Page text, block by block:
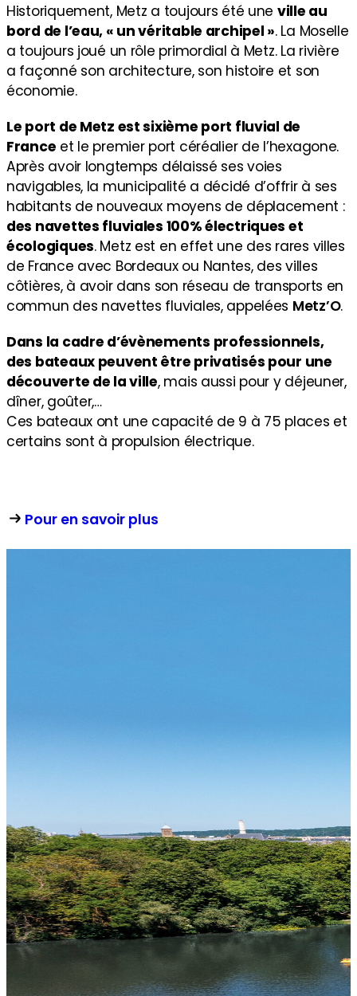
Historiquement, Metz a toujours été une ville au
bord de l’eau, « un véritable archipel ». La Moselle
a toujours joué un rôle primordial à Metz. La rivière
a façonné son architecture, son histoire et son
économie.
Le port de Metz est sixième port fluvial de
France et le premier port céréalier de l’hexagone.
Après avoir longtemps délaissé ses voies
navigables, la municipalité a décidé d’offrir à ses
habitants de nouveaux moyens de déplacement :
des navettes fluviales 100% électriques et
écologiques. Metz est en effet une des rares villes
de France avec Bordeaux ou Nantes, des villes
côtières, à avoir dans son réseau de transports en
commun des navettes fluviales, appelées Metz’O.
Dans la cadre d’évènements professionnels,
des bateaux peuvent être privatisés pour une
découverte de la ville, mais aussi pour y déjeuner,
dîner, goûter,…
Ces bateaux ont une capacité de 9 à 75 places et
certains sont à propulsion électrique.
Pour en savoir plus